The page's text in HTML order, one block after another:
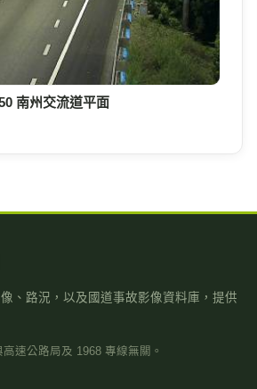
南州交流道平面
、路況，以及國道事故影像資料庫，提供
速公路局及 1968 專線無關。